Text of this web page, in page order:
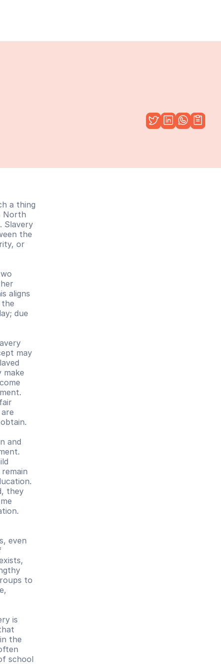
a thing
North
Slavery
the
or
aligns
the
due
may
make
and
they
even
to
is
the
school